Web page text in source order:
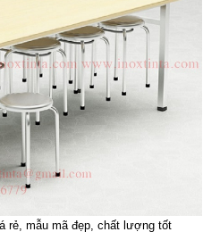
rẻ, mẫu mã đẹp, chất lượng tốt